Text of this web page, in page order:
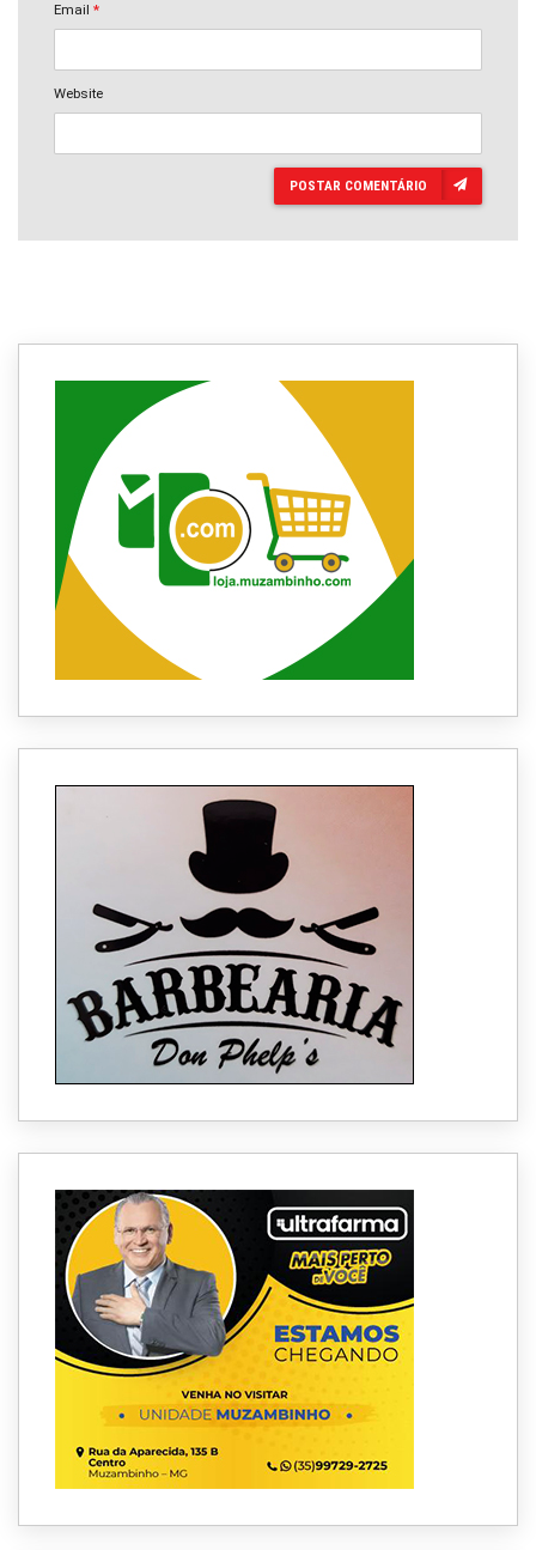
Email *
Website
POSTAR COMENTÁRIO